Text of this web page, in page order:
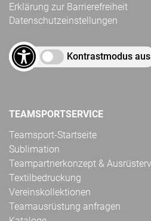
Erklärung zur Barrierefreiheit
Datenschutzeinstellungen
Kontrastmodus aus
TEAMSPORTSERVICE
Teamsport-Startseite
Sublimation
Teampartnerkonzept &
Textilbedruckung
Vereinskollektionen
Teamausrüstung anfragen